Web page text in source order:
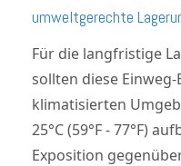
umweltgerechte
Für die langfristige
sollten diese Einweg-
klimatisierten
25°C (59°F - 77°F)
Exposition